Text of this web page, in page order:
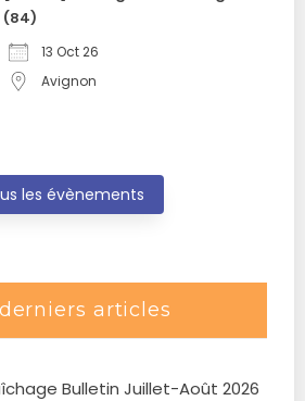
(84)
13 Oct 26
Avignon
les évènements
articles
Bulletin Juillet-Août 2026